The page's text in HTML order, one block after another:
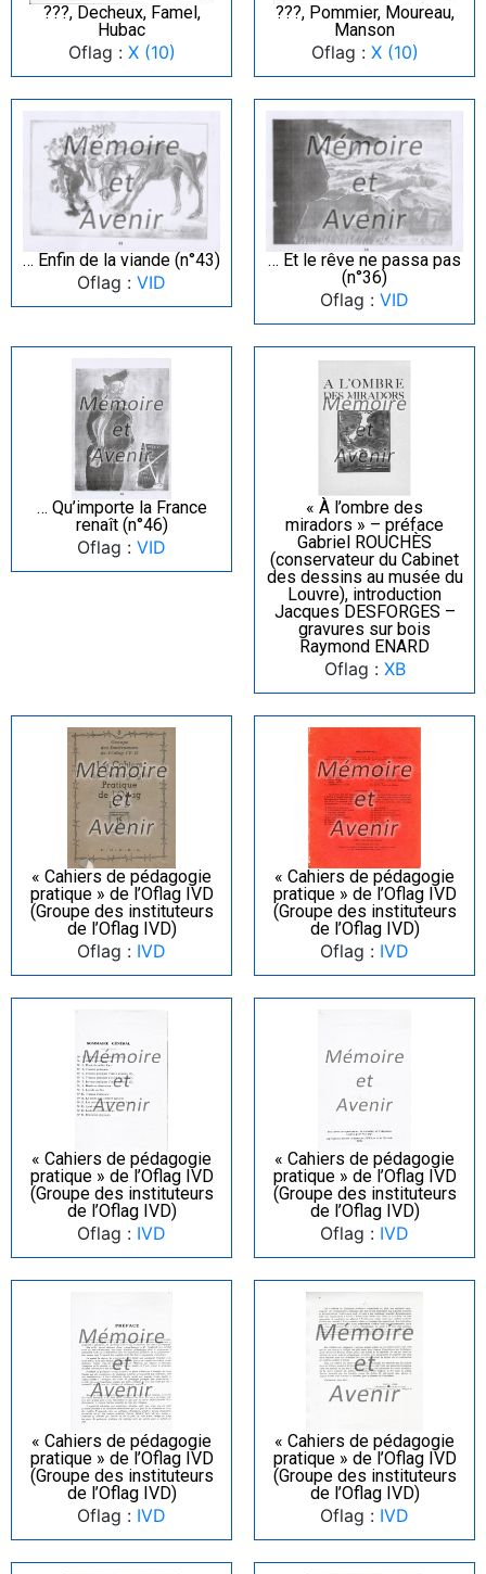
???, Decheux, Famel,
Hubac
Oflag : X (10)
???, Pommier, Moureau,
Manson
Oflag : X (10)
… Enfin de la viande (n°43)
Oflag : VID
… Et le rêve ne passa pas
(n°36)
Oflag : VID
… Qu’importe la France
renaît (n°46)
Oflag : VID
« À l’ombre des
miradors » – préface
Gabriel ROUCHÈS
(conservateur du Cabinet
des dessins au musée du
Louvre), introduction
Jacques DESFORGES –
gravures sur bois
Raymond ENARD
Oflag : XB
« Cahiers de pédagogie
pratique » de l’Oflag IVD
(Groupe des instituteurs
de l’Oflag IVD)
Oflag : IVD
« Cahiers de pédagogie
pratique » de l’Oflag IVD
(Groupe des instituteurs
de l’Oflag IVD)
Oflag : IVD
« Cahiers de pédagogie
pratique » de l’Oflag IVD
(Groupe des instituteurs
de l’Oflag IVD)
Oflag : IVD
« Cahiers de pédagogie
pratique » de l’Oflag IVD
(Groupe des instituteurs
de l’Oflag IVD)
Oflag : IVD
« Cahiers de pédagogie
pratique » de l’Oflag IVD
(Groupe des instituteurs
de l’Oflag IVD)
Oflag : IVD
« Cahiers de pédagogie
pratique » de l’Oflag IVD
(Groupe des instituteurs
de l’Oflag IVD)
Oflag : IVD